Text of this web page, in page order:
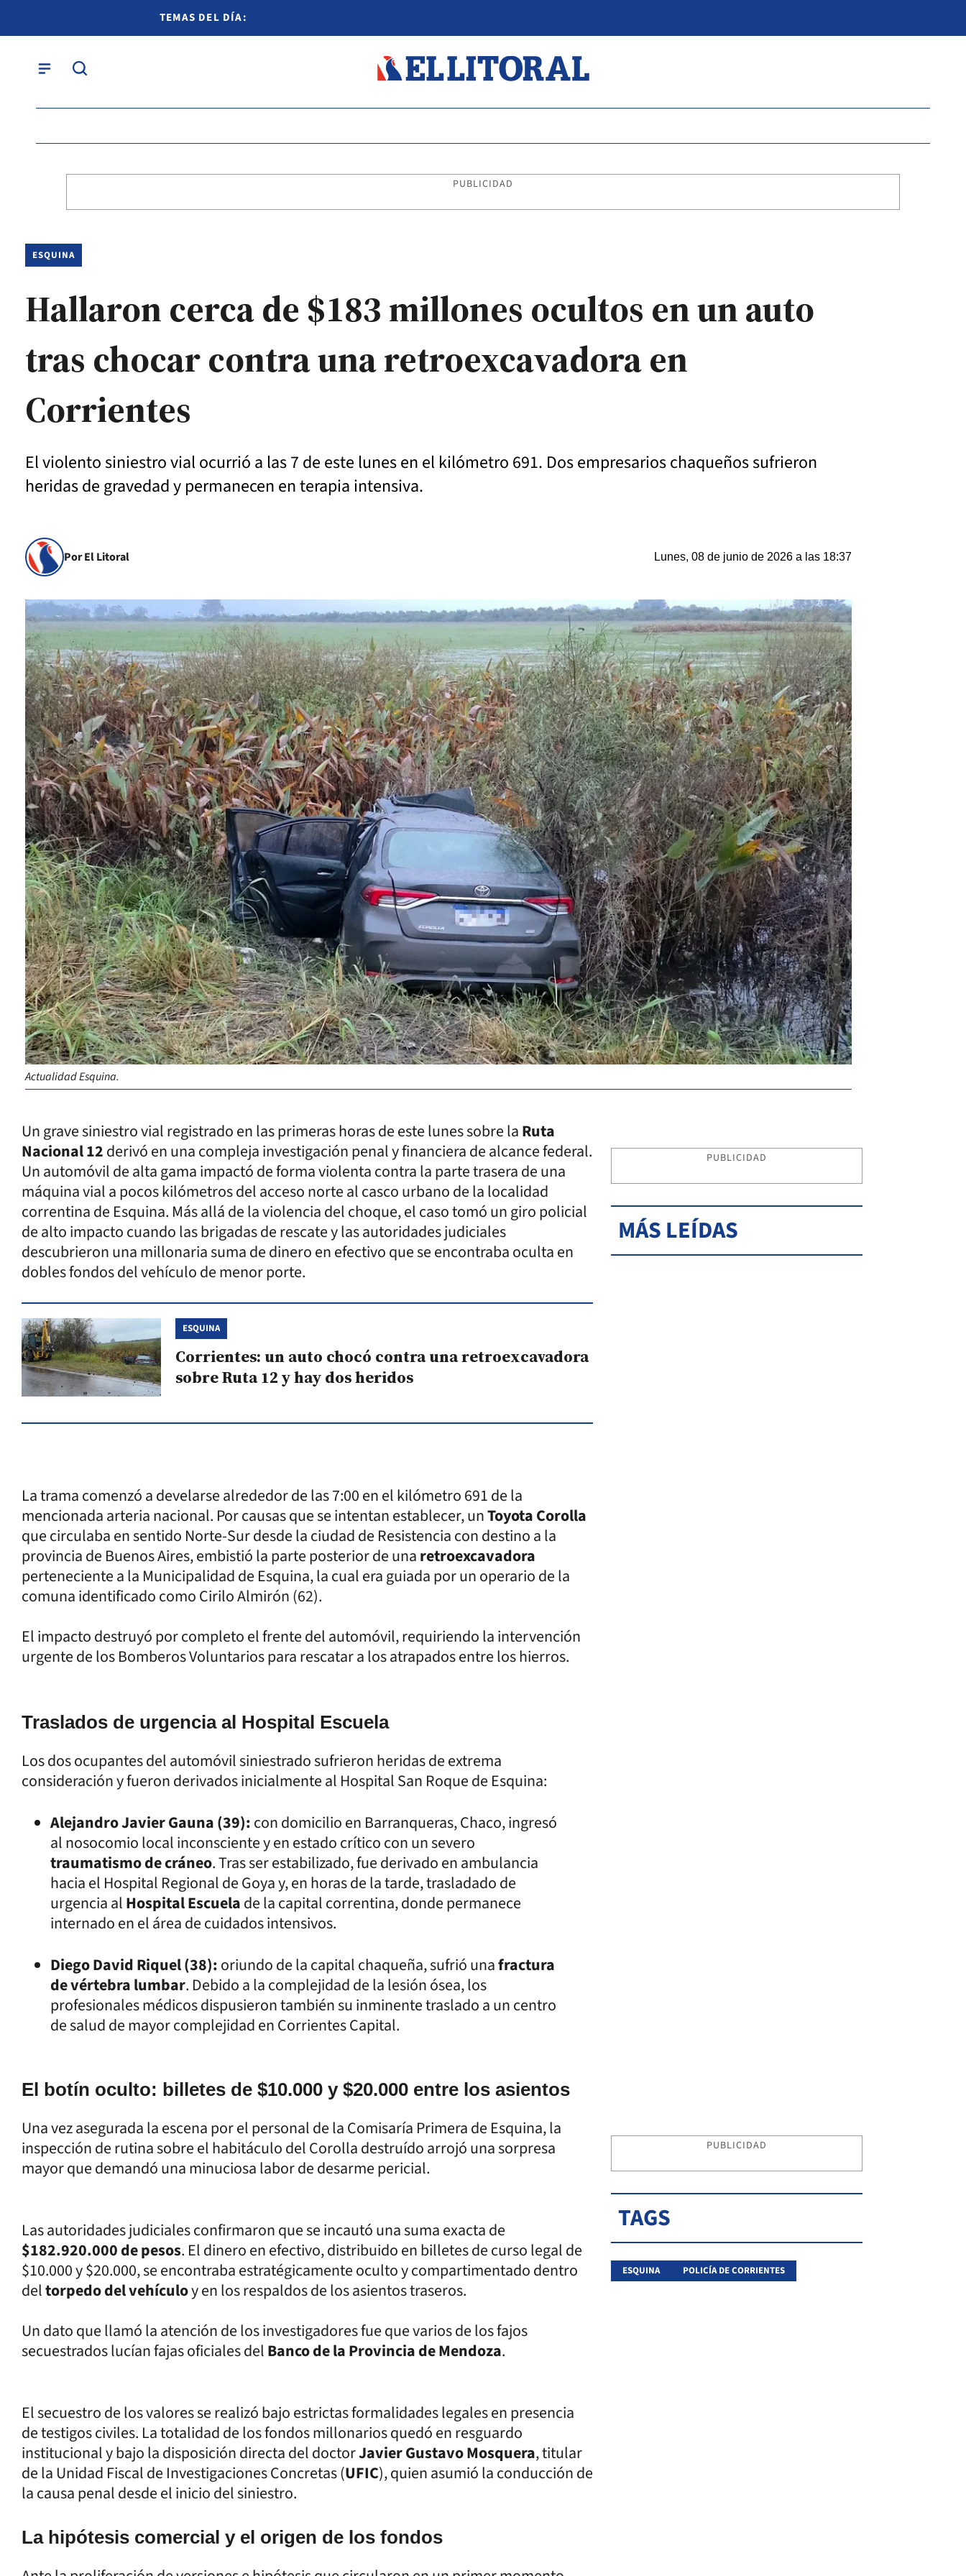
TEMAS DEL DÍA:
PUBLICIDAD
ESQUINA
Hallaron cerca de $183 millones ocultos en un auto
tras chocar contra una retroexcavadora en
Corrientes
El violento siniestro vial ocurrió a las 7 de este lunes en el kilómetro 691. Dos empresarios chaqueños sufrieron
heridas de gravedad y permanecen en terapia intensiva.
Por El Litoral Lunes, 08 de junio de 2026 a las 18:37
Actualidad Esquina.
Un grave siniestro vial registrado en las primeras horas de este lunes sobre laRuta
Nacional 12derivó en una compleja investigación penal y financiera de alcance federal.
Un automóvil de alta gama impactó de forma violenta contra la parte trasera de una
máquina vial a pocos kilómetros del acceso norte al casco urbano de la localidad
correntina de Esquina. Más allá de la violencia del choque, el caso tomó un giro policial
de alto impacto cuando las brigadas de rescate y las autoridades judiciales
descubrieron una millonaria suma de dinero en efectivo que se encontraba oculta en
dobles fondos del vehículo de menor porte.
ESQUINA
Corrientes: un auto chocó contra una retroexcavadora
sobre Ruta 12 y hay dos heridos
La trama comenzó a develarse alrededor de las 7:00 en el kilómetro 691 de la
mencionada arteria nacional. Por causas que se intentan establecer, unToyota Corolla
que circulaba en sentido Norte-Sur desde la ciudad de Resistencia con destino a la
provincia de Buenos Aires, embistió la parte posterior de unaretroexcavadora
perteneciente a la Municipalidad de Esquina, la cual era guiada por un operario de la
comuna identificado como Cirilo Almirón (62).
El impacto destruyó por completo el frente del automóvil, requiriendo la intervención
urgente de los Bomberos Voluntarios para rescatar a los atrapados entre los hierros.
Traslados de urgencia al Hospital Escuela
Los dos ocupantes del automóvil siniestrado sufrieron heridas de extrema
consideración y fueron derivados inicialmente al Hospital San Roque de Esquina:
Alejandro Javier Gauna (39):con domicilio en Barranqueras, Chaco, ingresó
al nosocomio local inconsciente y en estado crítico con un severo
traumatismo de cráneo. Tras ser estabilizado, fue derivado en ambulancia
hacia el Hospital Regional de Goya y, en horas de la tarde, trasladado de
urgencia alHospital Escuelade la capital correntina, donde permanece
internado en el área de cuidados intensivos.
Diego David Riquel (38):oriundo de la capital chaqueña, sufrió unafractura
de vértebra lumbar. Debido a la complejidad de la lesión ósea, los
profesionales médicos dispusieron también su inminente traslado a un centro
de salud de mayor complejidad en Corrientes Capital.
El botín oculto: billetes de $10.000 y $20.000 entre los asientos
Una vez asegurada la escena por el personal de la Comisaría Primera de Esquina, la
inspección de rutina sobre el habitáculo del Corolla destruído arrojó una sorpresa
mayor que demandó una minuciosa labor de desarme pericial.
Las autoridades judiciales confirmaron que se incautó una suma exacta de
$182.920.000 de pesos. El dinero en efectivo, distribuido en billetes de curso legal de
$10.000 y $20.000, se encontraba estratégicamente oculto y compartimentado dentro
deltorpedo del vehículoy en los respaldos de los asientos traseros.
Un dato que llamó la atención de los investigadores fue que varios de los fajos
secuestrados lucían fajas oficiales delBanco de la Provincia de Mendoza.
El secuestro de los valores se realizó bajo estrictas formalidades legales en presencia
de testigos civiles. La totalidad de los fondos millonarios quedó en resguardo
institucional y bajo la disposición directa del doctorJavier Gustavo Mosquera, titular
de la Unidad Fiscal de Investigaciones Concretas (UFIC), quien asumió la conducción de
la causa penal desde el inicio del siniestro.
La hipótesis comercial y el origen de los fondos
PUBLICIDAD
MÁS LEÍDAS
PUBLICIDAD
TAGS
ESQUINA POLICÍA DE CORRIENTES